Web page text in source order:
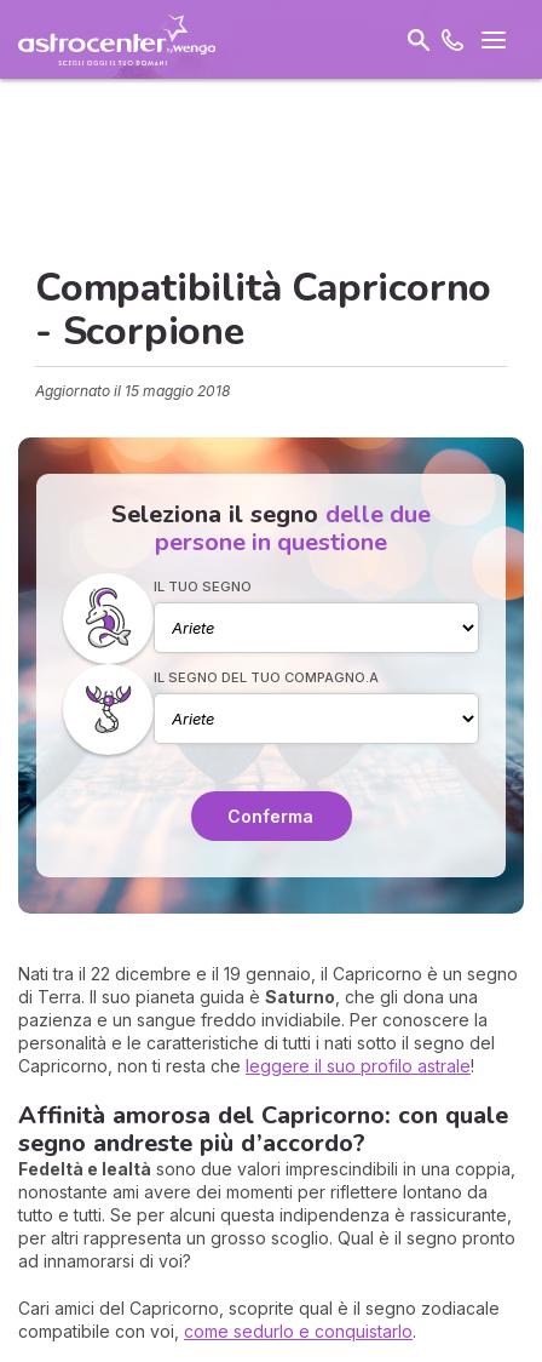
Compatibilità Capricorno
- Scorpione
Aggiornato il 15 maggio 2018
Seleziona il segno delle due
persone in questione
IL TUO SEGNO
IL SEGNO DEL TUO COMPAGNO.A
Conferma
Nati tra il 22 dicembre e il 19 gennaio, il Capricorno è un segno
di Terra. Il suo pianeta guida è Saturno , che gli dona una
pazienza e un sangue freddo invidiabile. Per conoscere la
personalità e le caratteristiche di tutti i nati sotto il segno del
Capricorno, non ti resta che leggere il suo profilo astrale!
Affinità amorosa del Capricorno: con quale
segno andreste più d’accordo?
Fedeltà e lealtà sono due valori imprescindibili in una coppia,
nonostante ami avere dei momenti per riflettere lontano da
tutto e tutti. Se per alcuni questa indipendenza è rassicurante,
per altri rappresenta un grosso scoglio. Qual è il segno pronto
ad innamorarsi di voi?
Cari amici del Capricorno, scoprite qual è il segno zodiacale
compatibile con voi, come sedurlo e conquistarlo.